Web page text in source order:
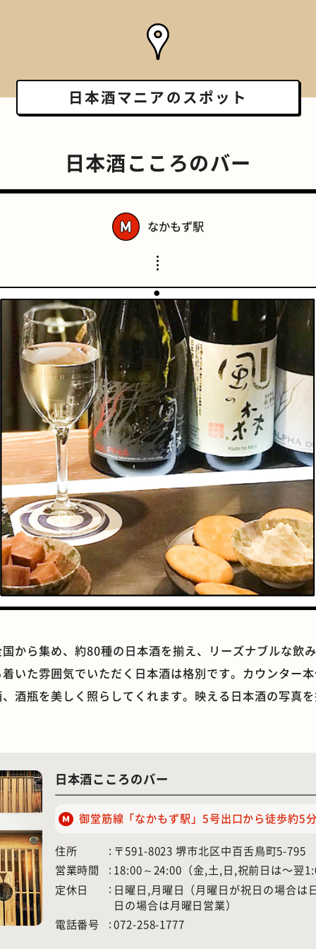
スポーツバー 橋
手芸
日本酒マニアの スポット
日本酒こころのバー
なかもず駅
から集め、約80種の日本酒を揃え、リーズナブルな飲
着いた雰囲気でいただく日本酒は格別です。カウンター
酒瓶を美しく照らしてくれます。映える日本酒の写真
日本酒こころのバー
御堂筋線「なかもず駅」5号出口から徒歩約5
住所
〒591-8023 堺市北区中百舌鳥町5-795
営業時間
18:00～24:00（金,土,日,祝前日は〜翌
定休日
日曜日,月曜日（月曜日が祝日の場合は
日の場合は月曜日営業）
電話番号
072-258-1777